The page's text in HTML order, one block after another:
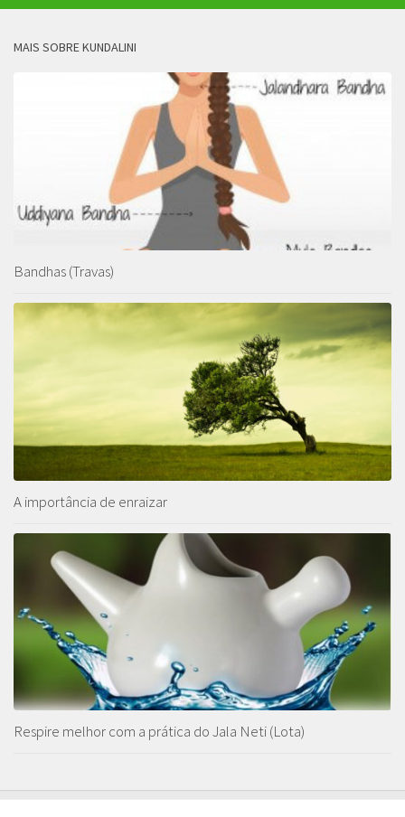
MAIS SOBRE KUNDALINI
Bandhas (Travas)
A importância de enraizar
Respire melhor com a prática do Jala Neti (Lota)